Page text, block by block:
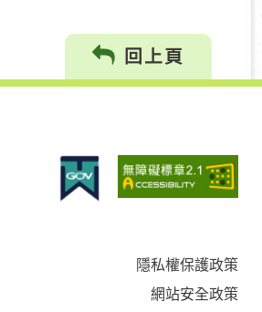
回上頁
隱私權保護政策
網站安全政策